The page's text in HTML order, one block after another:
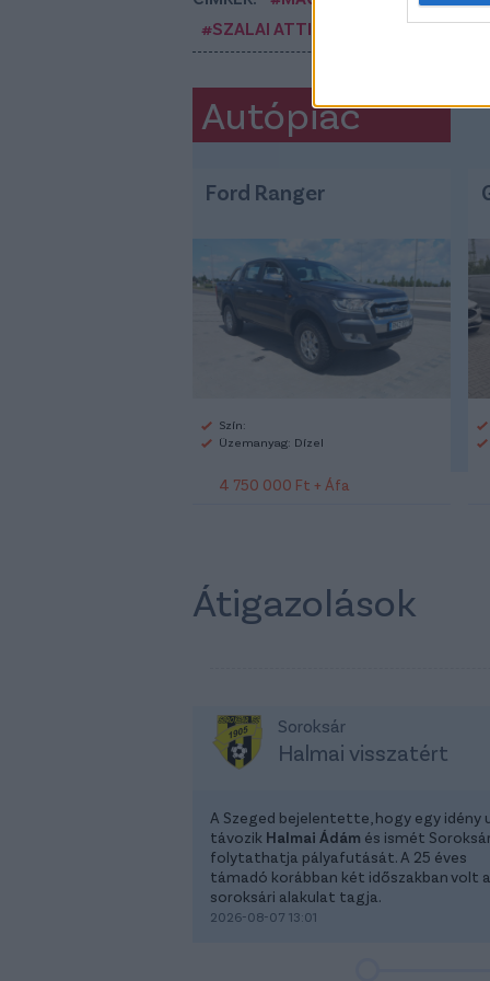
#SZALAI ATTILA
#HOFFENHEIM
Autópiac
Ford Ranger
Szín:
Üzemanyag: Dízel
4 750 000 Ft + Áfa
Átigazolások
Soroksár
Halmai visszatért
A Szeged bejelentette, hogy egy idény
távozik Halmai Ádám és ismét
folytathatja pályafutását. A 25 éves
támadó korábban két időszakban volt a
soroksári alakulat tagja.
2026-08-07 13:01